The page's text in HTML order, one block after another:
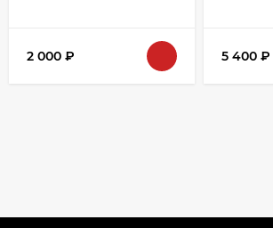
2 000 ₽ 5 400 ₽